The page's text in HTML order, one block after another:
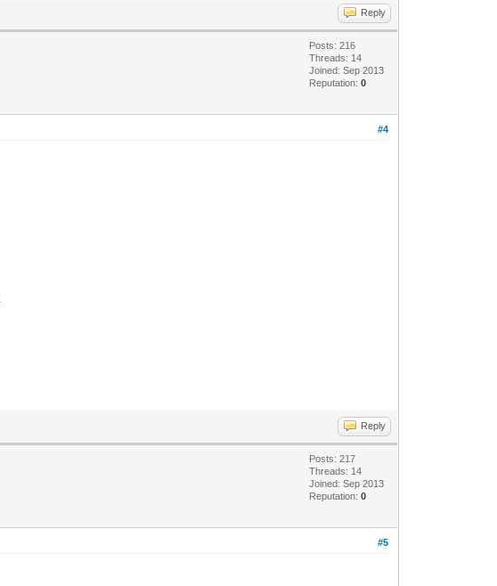
Reply
Posts: 216
Threads: 14
Joined: Sep 2013
Reputation:0
#4
Reply
Posts: 217
Threads: 14
Joined: Sep 2013
Reputation:0
#5